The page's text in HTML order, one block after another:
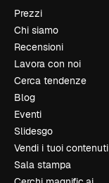
Prezzi
Chi siamo
Recensioni
Lavora con noi
Cerca tendenze
Blog
Eventi
Slidesgo
Vendi i tuoi contenuti
Sala stampa